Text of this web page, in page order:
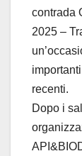
contrada
2025 –
recenti.
Dopo i